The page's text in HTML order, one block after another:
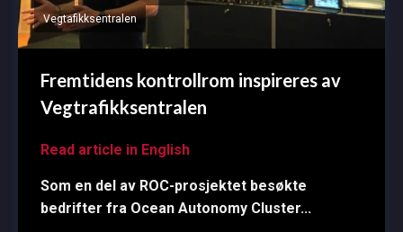
Vegtafikksentralen
Fremtidens kontrollrom inspireres av
Vegtrafikksentralen
Read article in English
Som en del av ROC-prosjektet besøkte
bedrifter fra Ocean Autonomy Cluster...